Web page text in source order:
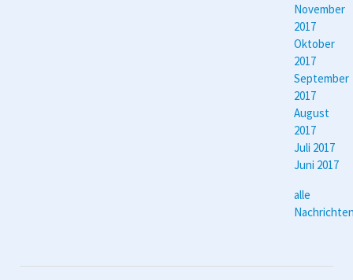
November
2017
Oktober
2017
September
2017
August
2017
Juli 2017
Juni 2017
alle